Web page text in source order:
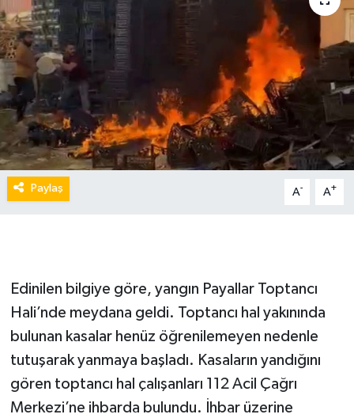
Paylaş A- A+
Edinilen bilgiye göre, yangın Payallar Toptancı
Hali’nde meydana geldi. Toptancı hal yakınında
bulunan kasalar henüz öğrenilemeyen nedenle
tutuşarak yanmaya başladı. Kasaların yandığını
gören toptancı hal çalışanları 112 Acil Çağrı
Merkezi’ne ihbarda bulundu. İhbar üzerine